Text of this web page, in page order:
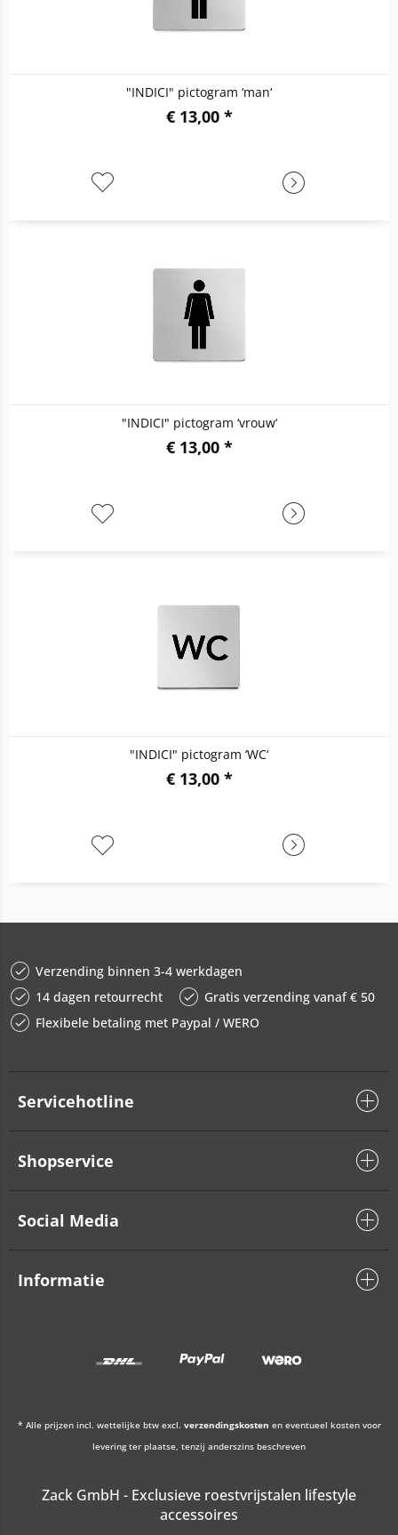
"INDICI" pictogram ‘man‘
€ 13,00 *
"INDICI" pictogram ‘vrouw‘
€ 13,00 *
"INDICI" pictogram ‘WC‘
€ 13,00 *
Verzending binnen 3-4 werkdagen
14 dagen retourrecht
Gratis verzending vanaf € 50
Flexibele betaling met Paypal / WERO
Servicehotline
Shopservice
Social Media
Informatie
* Alle prijzen incl. wettelijke btw excl. verzendingskosten en eventueel kosten voor
levering ter plaatse, tenzij anderszins beschreven
Zack GmbH - Exclusieve roestvrijstalen lifestyle
accessoires